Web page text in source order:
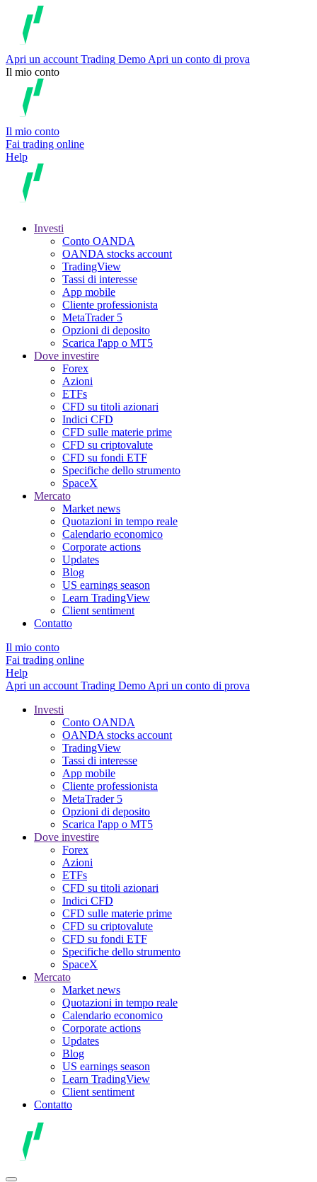
Apri un account Trading Demo Apri un conto di prova
Il mio conto
Il mio conto
Fai trading online
Help
Investi
Conto OANDA
OANDA stocks account
TradingView
Tassi di interesse
App mobile
Cliente professionista
MetaTrader 5
Opzioni di deposito
Scarica l'app o MT5
Dove investire
Forex
Azioni
ETFs
CFD su titoli azionari
Indici CFD
CFD sulle materie prime
CFD su criptovalute
CFD su fondi ETF
Specifiche dello strumento
SpaceX
Mercato
Market news
Quotazioni in tempo reale
Calendario economico
Corporate actions
Updates
Blog
US earnings season
Learn TradingView
Client sentiment
Contatto
Il mio conto
Fai trading online
Help
Apri un account Trading Demo Apri un conto di prova
Investi
Conto OANDA
OANDA stocks account
TradingView
Tassi di interesse
App mobile
Cliente professionista
MetaTrader 5
Opzioni di deposito
Scarica l'app o MT5
Dove investire
Forex
Azioni
ETFs
CFD su titoli azionari
Indici CFD
CFD sulle materie prime
CFD su criptovalute
CFD su fondi ETF
Specifiche dello strumento
SpaceX
Mercato
Market news
Quotazioni in tempo reale
Calendario economico
Corporate actions
Updates
Blog
US earnings season
Learn TradingView
Client sentiment
Contatto